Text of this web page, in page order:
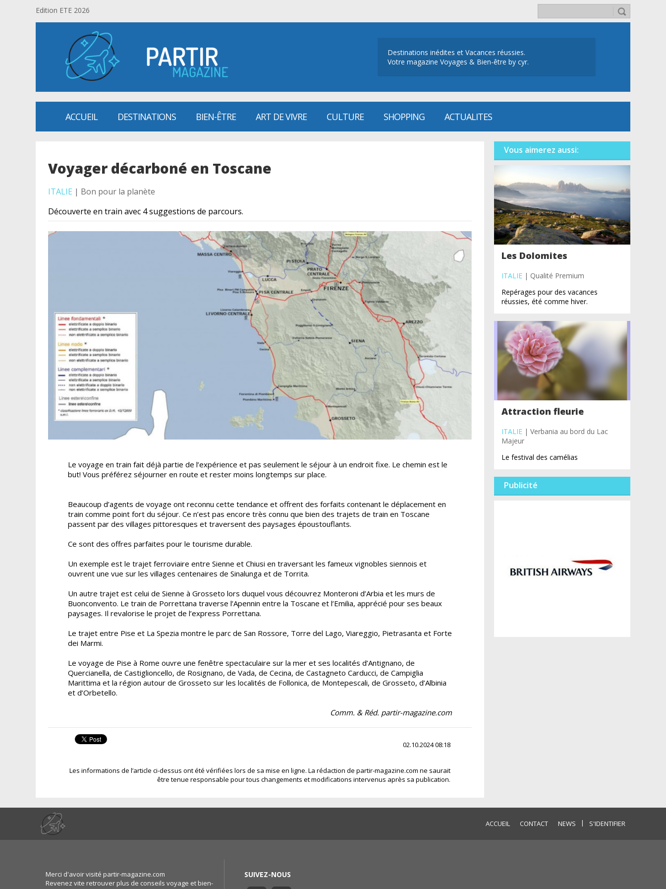
Edition ETE 2026
Destinations inédites et Vacances réussies.
Votre magazine Voyages & Bien-être by cyr.
ACCUEIL DESTINATIONS BIEN-ÊTRE ART DE VIVRE CULTURE SHOPPING ACTUALITES
Voyager décarboné en Toscane
ITALIE | Bon pour la planète
Découverte en train avec 4 suggestions de parcours.
Le voyage en train fait déjà partie de l’expérience et pas seulement le séjour à un endroit fixe. Le chemin est le
but! Vous préférez séjourner en route et rester moins longtemps sur place.
Beaucoup d’agents de voyage ont reconnu cette tendance et offrent des forfaits contenant le déplacement en
train comme point fort du séjour. Ce n’est pas encore très connu que bien des trajets de train en Toscane
passent par des villages pittoresques et traversent des paysages époustouflants.
Ce sont des offres parfaites pour le tourisme durable.
Un exemple est le trajet ferroviaire entre Sienne et Chiusi en traversant les fameux vignobles siennois et
ouvrent une vue sur les villages centenaires de Sinalunga et de Torrita.
Un autre trajet est celui de Sienne à Grosseto lors duquel vous découvrez Monteroni d’Arbia et les murs de
Buonconvento. Le train de Porrettana traverse l’Apennin entre la Toscane et l’Emilia, apprécié pour ses beaux
paysages. Il revalorise le projet de l’express Porrettana.
Le trajet entre Pise et La Spezia montre le parc de San Rossore, Torre del Lago, Viareggio, Pietrasanta et Forte
dei Marmi.
Le voyage de Pise à Rome ouvre une fenêtre spectaculaire sur la mer et ses localités d’Antignano, de
Quercianella, de Castiglioncello, de Rosignano, de Vada, de Cecina, de Castagneto Carducci, de Campiglia
Marittima et la région autour de Grosseto sur les localités de Follonica, de Montepescali, de Grosseto, d’Albinia
et d’Orbetello.
Comm. & Réd. partir-magazine.com
02.10.2024 08:18
Les informations de l’article ci-dessus ont été vérifiées lors de sa mise en ligne. La rédaction de partir-magazine.com ne saurait
être tenue responsable pour tous changements et modifications intervenus après sa publication.
Vous aimerez aussi:
Les Dolomites
ITALIE | Qualité Premium
Repérages pour des vacances
réussies, été comme hiver.
Attraction fleurie
ITALIE | Verbania au bord du Lac
Majeur
Le festival des camélias
Publicité
ACCUEIL CONTACT NEWS | S'IDENTIFIER
Merci d'avoir visité partir-magazine.com
Revenez vite retrouver plus de conseils voyage et bien-
SUIVEZ-NOUS